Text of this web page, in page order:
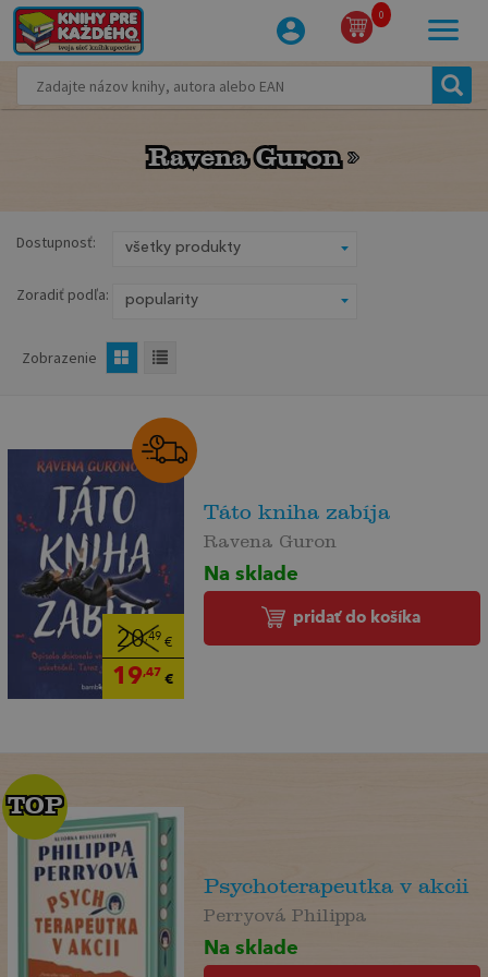
0
Ravena Guron
Ravena Guron
Dostupnosť:
Zoradiť podľa:
Zobrazenie
20,49 €
19,47 €
Táto kniha zabíja
Ravena Guron
Na sklade
pridať do košíka
TOP
TOP
Psychoterapeutka v akcii
Perryová Philippa
Na sklade